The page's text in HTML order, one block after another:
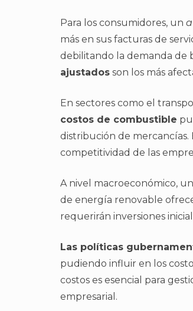
Para los consumidores, un
más en sus facturas de
debilitando la demanda de
ajustados son los más
En sectores como el
costos de combustible
distribución de mercancías.
competitividad de las
A nivel macroeconómico,
de energía renovable
requerirán inversiones
Las políticas
pudiendo influir en los
costos es esencial para
empresarial.